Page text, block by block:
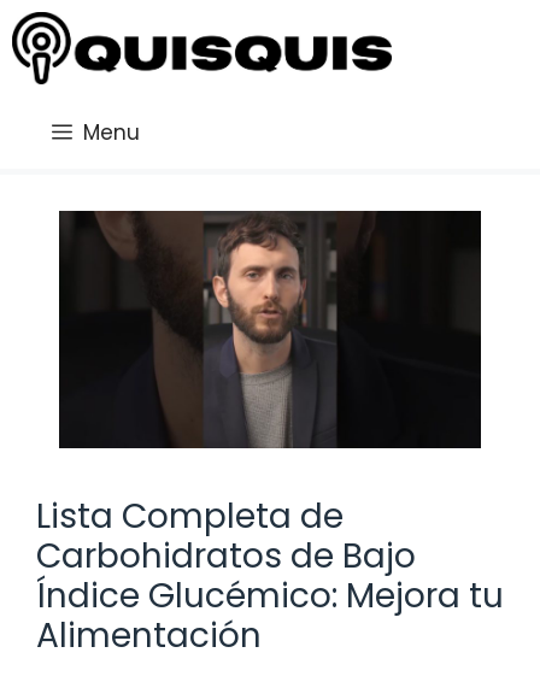
Saltar
al
contenido
Menu
Lista Completa de
Carbohidratos de Bajo
Índice Glucémico: Mejora tu
Alimentación